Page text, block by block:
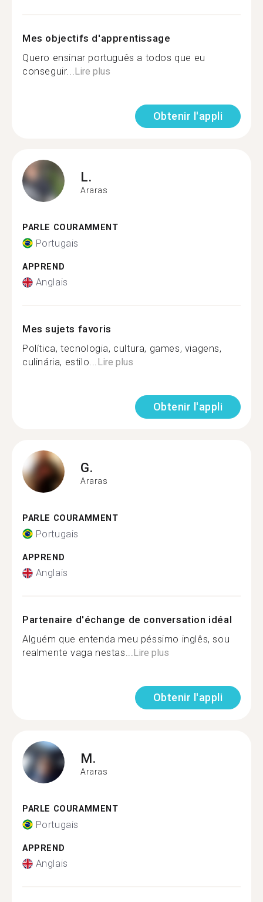
Mes objectifs d'apprentissage
Quero ensinar português a todos que eu
conseguir...Lire plus
Obtenir l'appli
L.
Araras
PARLE COURAMMENT
Portugais
APPREND
Anglais
Mes sujets favoris
Política, tecnologia, cultura, games, viagens,
culinária, estilo...Lire plus
Obtenir l'appli
G.
Araras
PARLE COURAMMENT
Portugais
APPREND
Anglais
Partenaire d'échange de conversation idéal
Alguém que entenda meu péssimo inglês, sou
realmente vaga nestas...Lire plus
Obtenir l'appli
M.
Araras
PARLE COURAMMENT
Portugais
APPREND
Anglais